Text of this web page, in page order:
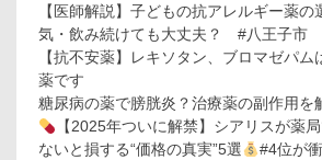
【医師解説】子どもの抗アレルギー薬
気・飲み続けても大丈夫？ #八王子市
【抗不安薬】レキソタン、ブロマゼパ
薬です
糖尿病の薬で膀胱炎？治療薬の副作用を
【2025年ついに解禁】シアリスが薬局
ないと損する“価格の真実”5選
#4位が